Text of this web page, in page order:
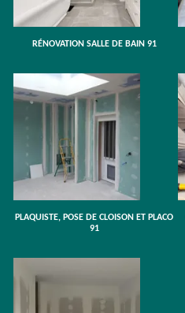
RÉNOVATION SALLE DE BAIN 91
PLAQUISTE, POSE DE CLOISON ET PLACO
91